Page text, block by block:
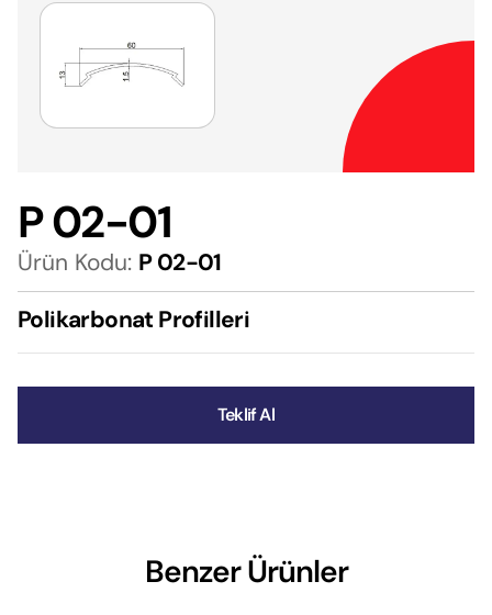
P 02-01
Ürün Kodu: P 02-01
Polikarbonat Profilleri
Teklif Al
Benzer Ürünler